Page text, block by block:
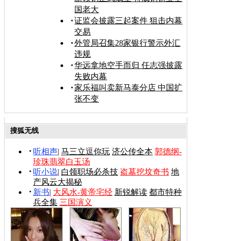
国老大
证监会披露三起案件 狙击内幕
交易
外管局召集28家银行警示外汇
违规
华远拿地空手而归 任志强披露
失败内幕
家乐福叫卖新马泰分店 中国扩
张不变
搜狐无线
听相声| 马三立逗你玩 济公传全本 郭德纲-
珍珠翡翠白玉汤
听小说| 白领职场必杀技 盗墓挖坟奇书 地
产风云大揭秘
新书| 大风水-黄帝宅经 新锐解读 都市特种
兵全集 三国演义